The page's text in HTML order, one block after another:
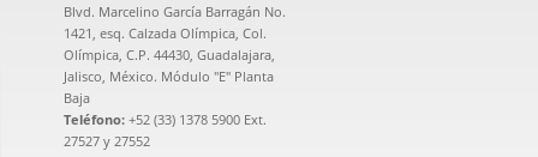
Blvd. Marcelino García Barragán No.
1421, esq. Calzada Olímpica, Col.
Olímpica, C.P. 44430, Guadalajara,
Jalisco, México. Módulo "E" Planta
Baja
Teléfono: +52 (33) 1378 5900 Ext.
27527 y 27552